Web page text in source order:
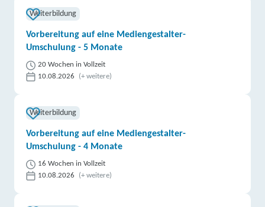
Weiterbildung
Vorbereitung auf eine Mediengestalter-
Umschulung - 5 Monate
20 Wochen in Vollzeit
10.08.2026
(+ weitere)
Weiterbildung
Vorbereitung auf eine Mediengestalter-
Umschulung - 4 Monate
16 Wochen in Vollzeit
10.08.2026
(+ weitere)